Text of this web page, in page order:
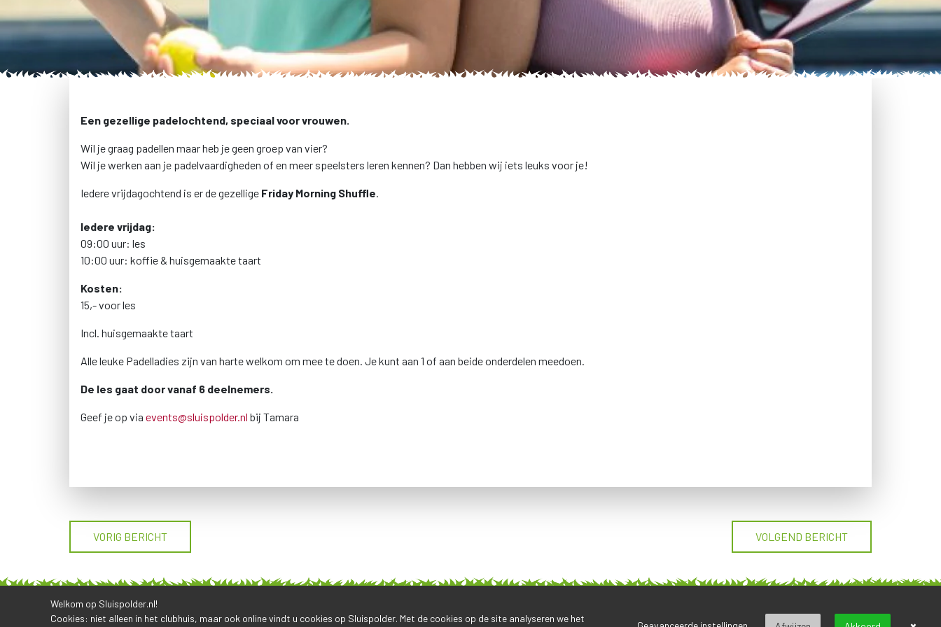
Een gezellige padelo chtend, speciaal voor vrouwen.
Wil je graag padellen maar heb je geen groep van vier?
Wil je werken aan je padelvaardigheden of en meer speelsters leren kennen? Dan hebben wij iets leuks voor je!
Iedere vrijdagochtend is er de gezellige Friday Morning Shuffle
Iedere vrijdag:
09:00 uur: les
10:00 uur: koffie & huisgemaakte taart
Kosten:
15,- voor les
Incl. huisgemaakte taart
Alle leuke Padelladies zijn van harte welkom om mee te doen. Je kunt aan 1 of aan beide onderdelen meedoen.
De les gaat door vanaf 6 deelnemers.
Geef je op via events@sluispolder.nl bij Tamara
VORIG BERICHT VOLGEND BERICHT
Welkom op Sluispolder.nl!
Cookies: niet alleen in het clubhuis, maar ook online vindt u cookies op Sluispolder. Met de cookies op de site analyseren we het